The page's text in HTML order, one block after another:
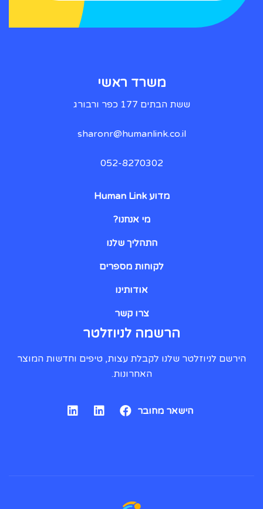
משרד ראשי
ששת הבתים 177 כפר ורבורג
sharonr@humanlink.co.il
052-8270302
מדוע Human Link
מי אנחנו?
התהליך שלנו
לקוחות מספרים
אודותינו
צרו קשר
הרשמה לניוזלטר
הירשם לניוזלטר שלנו לקבלת עצות, טיפים וחדשות המוצר
האחרונות.
הישאר מחובר